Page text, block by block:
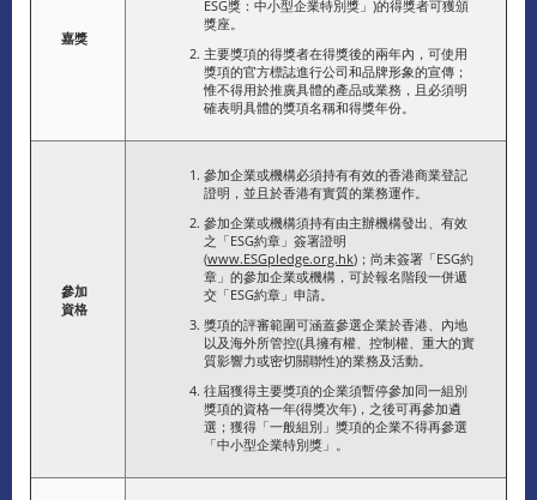
嘉獎
ESG獎：中小型企業特別獎」)的得獎者可獲頒
獎座。
主要獎項的得獎者在得獎後的兩年內，可使用
獎項的官方標誌進行公司和品牌形象的宣傳；
惟不得用於推廣具體的產品或業務，且必須明
確表明具體的獎項名稱和得獎年份。
參加
資格
參加企業或機構必須持有有效的香港商業登記
證明，並且於香港有實質的業務運作。
參加企業或機構須持有由主辦機構發出、有效
之「ESG約章」簽署證明
(www.ESGpledge.org.hk)；尚未簽署「ESG約
章」的參加企業或機構，可於報名階段一併遞
交「ESG約章」申請。
獎項的評審範圍可涵蓋參選企業於香港、內地
以及海外所管控((具擁有權、控制權、重大的實
質影響力或密切關聯性)的業務及活動。
往屆獲得主要獎項的企業須暫停參加同一組別
獎項的資格一年(得獎次年)，之後可再參加遴
選；獲得「一般組別」獎項的企業不得再參選
「中小型企業特別獎」。